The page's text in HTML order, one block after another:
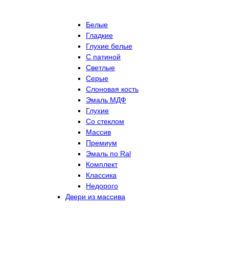
Белые
Гладкие
Глухие белые
С патиной
Светлые
Серые
Слоновая кость
Эмаль МДФ
Глухие
Со стеклом
Массив
Премиум
Эмаль по Ral
Комплект
Классика
Недорого
Двери из массива